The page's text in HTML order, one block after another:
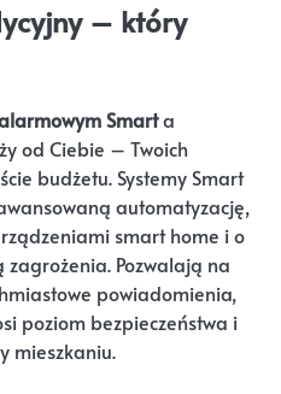
– który
Smarta
od Ciebie – Twoich
budżetu. Systemy Smart
automatyzację,
smart home i o
Pozwalają na
powiadomienia,
poziom bezpieczeństwa i
mieszkaniu.